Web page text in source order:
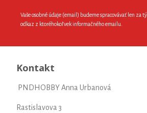
Vaše osobné údaje (email) budeme spracovávať len
odkaz z ktoréhokoľvek informačného emailu.
Kontakt
PNDHOBBY Anna Urbanová
Rastislavova 3